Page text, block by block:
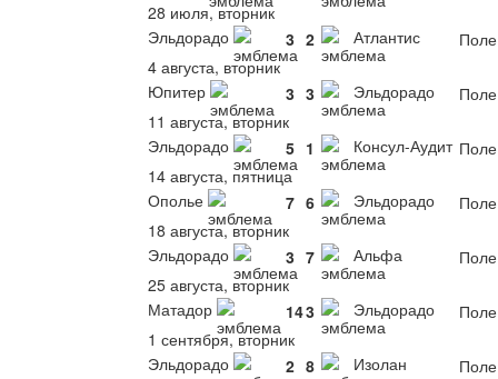
28 июля, вторник
Эльдорадо
3 2 Атлантис
4 августа, вторник
Юпитер
3 3 Эльдорадо
Поле
11 августа, вторник
Эльдорадо
5 1 Консул-Аудит
14 августа, пятница
Ополье
7 6 Эльдорадо
18 августа, вторник
Эльдорадо
3 7 Альфа
Поле
25 августа, вторник
Матадор
143 Эльдорадо
1 сентября, вторник
Эльдорадо
2 8 Изолан
Поле